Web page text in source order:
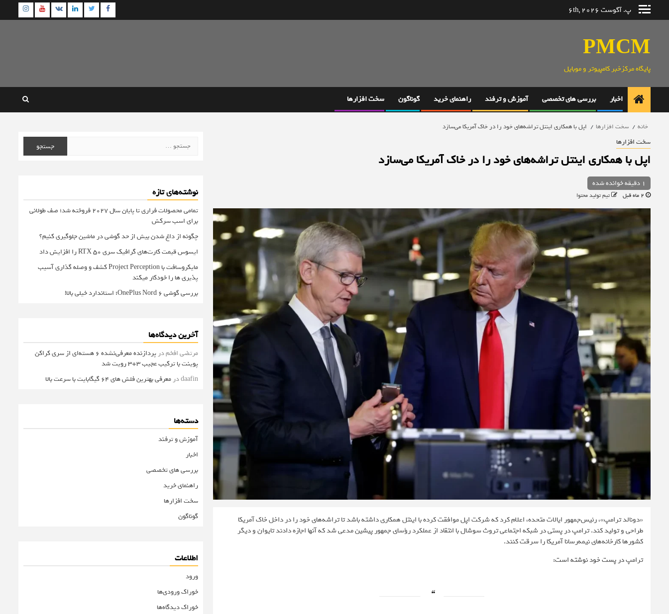
پ. آگوست 6th, 2026 Facebook
Twitter
Linkedin
VK
PMCM
پایگاه مرکزخبر کامپیوتر و موبایل
اخبار بررسی های تخصصی آموزش و ترفند راهنمای خرید گوناگون سخت افزارها
خانه سخت افزارها اپل با همکاری اینتل تراشه‌های خود را در خاک آمریکا می‌سازد
سخت افزارها
اپل با همکاری اینتل تراشه‌های خود را در خاک آمریکا می‌سازد
1 دقیقه خوانده شده
تیم تولید محتوا
«دونالد ترامپ»، رئیس‌جمهور ایالات متحده، اعلام کرد که شرکت اپل موافقت کرده با اینتل همکاری داشته باشد تا تراشه‌های خود را در داخل خاک آمریکا
طراحی و تولید کند. ترامپ در پستی در شبکه اجتماعی تروث سوشال با انتقاد از عملکرد رؤسای جمهور پیشین مدعی شد که آنها اجازه دادند تایوان و دیگر
کشورها کارخانه‌های نیمه‌رسانا آمریکا را سرقت کنند.
ترامپدر پست خود نوشته است:
برای:
نوشته‌های تازه
تمامی محصولات فراری تا پایان سال ۲۰۲۷ فروخته شد؛ صف طولانی
برای اسب سرکش
چگونه از داغ شدن بیش از حد گوشی در ماشین جلوگیری کنیم؟
ایسوس قیمت کارت‌های گرافیک سری RTX 50 را افزایش داد
مایکروسافت با Project Perception کشف و وصله گذاری آسیب
پذیری ها را خودکار میکند
بررسی گوشی OnePlus Nord 6؛ استاندارد خیلی بالا!
آخرین دیدگاه‌ها
مرتضی افخمدر
پردازنده معرفی‌نشده 6 هسته‌ای از سری کراکن
پوینت با ترکیب عجیب 3+3 رویت شد
daafinدر معرفی بهترین فلش های 64 گیگابایت با سرعت بالا
دسته‌ها
آموزش و ترفند
اخبار
بررسی های تخصصی
راهنمای خرید
سخت افزارها
گوناگون
اطلاعات
ورود
خوراک ورودی‌ها
خوراک دیدگاه‌ها